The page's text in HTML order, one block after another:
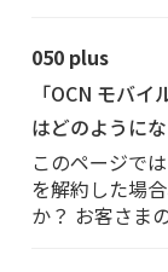
050 plus
「OCN モバ
はどのように
このページで
を解約した場
か？ お客さま